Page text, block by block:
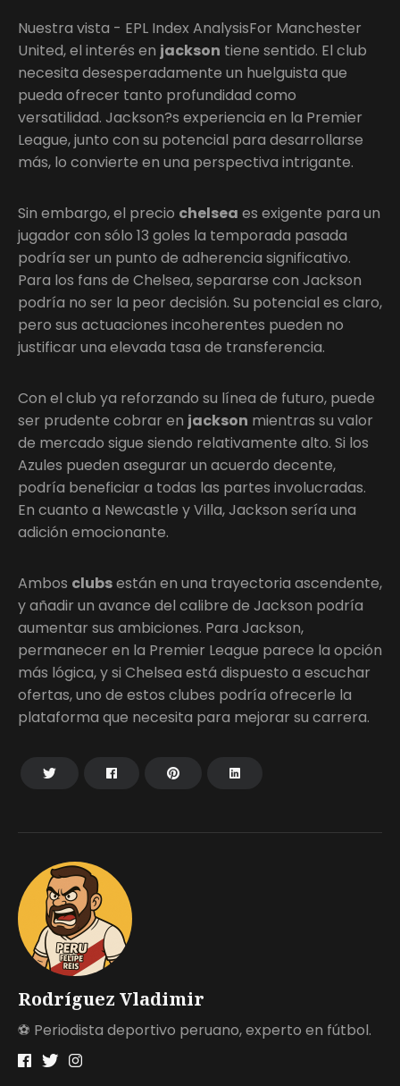
Rodríguez Vladimir
⚽ Periodista deportivo peruano, experto en fútbol.
Nuestra vista - EPL Index AnalysisFor Manchester
United, el interés en jackson tiene sentido. El club
necesita desesperadamente un huelguista que
pueda ofrecer tanto profundidad como
versatilidad. Jackson?s experiencia en la Premier
League, junto con su potencial para desarrollarse
más, lo convierte en una perspectiva intrigante.
Sin embargo, el precio chelsea es exigente para un
jugador con sólo 13 goles la temporada pasada
podría ser un punto de adherencia significativo.
Para los fans de Chelsea, separarse con Jackson
podría no ser la peor decisión. Su potencial es claro,
pero sus actuaciones incoherentes pueden no
justificar una elevada tasa de transferencia.
Con el club ya reforzando su línea de futuro, puede
ser prudente cobrar en jackson mientras su valor
de mercado sigue siendo relativamente alto. Si los
Azules pueden asegurar un acuerdo decente,
podría beneficiar a todas las partes involucradas.
En cuanto a Newcastle y Villa, Jackson sería una
adición emocionante.
Ambos clubsestán en una trayectoria ascendente,
y añadir un avance del calibre de Jackson podría
aumentar sus ambiciones. Para Jackson,
permanecer en la Premier League parece la opción
más lógica, y si Chelsea está dispuesto a escuchar
ofertas, uno de estos clubes podría ofrecerle la
plataforma que necesita para mejorar su carrera.